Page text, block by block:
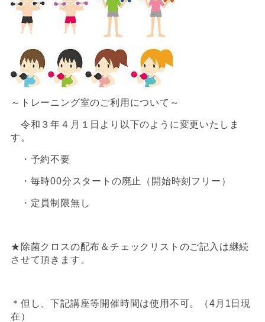
～トレーニング室のご利用について～
令和３年４月１日より以下のように変更いたしま
す。
・予約不要
・毎時00分スタートの廃止（開始時刻フリー）
・定員制限無し
★除菌クロスの配布＆チェックリストのご記入は継続
させて頂きます。
＊但し、下記講座等開催時間は使用不可。（4月1日現
在）